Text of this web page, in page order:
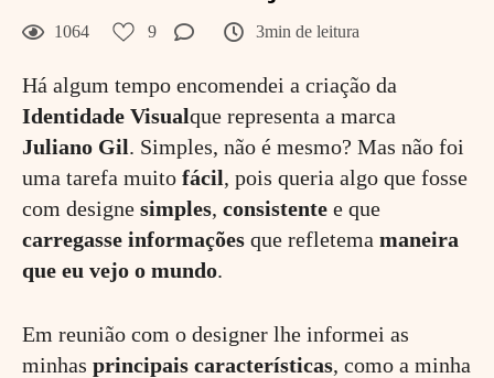
1064 9 3min de leitura
Há algum tempo encomendei a criação da
Identidade Visualque representa a marca
Juliano Gil. Simples, não é mesmo? Mas não foi
uma tarefa muito fácil, pois queria algo que fosse
com designe simples, consistente e que
carregasse informações que refletema maneira
que eu vejo o mundo.
Em reunião com o designer lhe informei as
minhas principais características, como a minha